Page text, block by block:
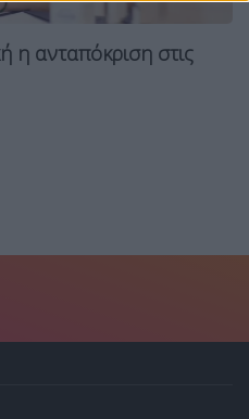
η ανταπόκριση στις